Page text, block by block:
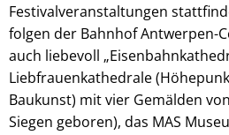
Festivalveranstaltungen
folgen der Bahnhof Antwerpen-
auch liebevoll
Liebfrauenkathedrale
Baukunst) mit vier Gemälden
Siegen geboren), das MAS